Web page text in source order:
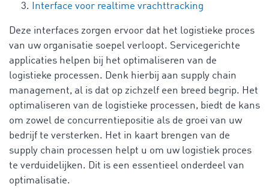
Interface voor realtime vrachttracking
Deze interfaces zorgen ervoor dat het logistieke proces
van uw organisatie soepel verloopt. Servicegerichte
applicaties helpen bij het optimaliseren van de
logistieke processen. Denk hierbij aan supply chain
management, al is dat op zichzelf een breed begrip. Het
optimaliseren van de logistieke processen, biedt de kans
om zowel de concurrentiepositie als de groei van uw
bedrijf te versterken. Het in kaart brengen van de
supply chain processen helpt u om uw logistiek proces
te verduidelijken. Dit is een essentieel onderdeel van
optimalisatie.